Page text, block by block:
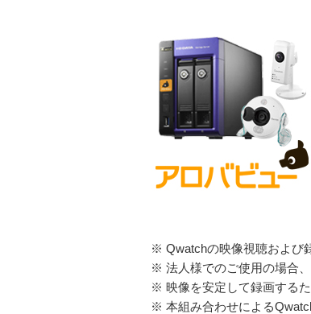
※ Qwatchの映像視聴および
※ 法人様でのご使用の場合
※ 映像を安定して録画する
※ 本組み合わせによる